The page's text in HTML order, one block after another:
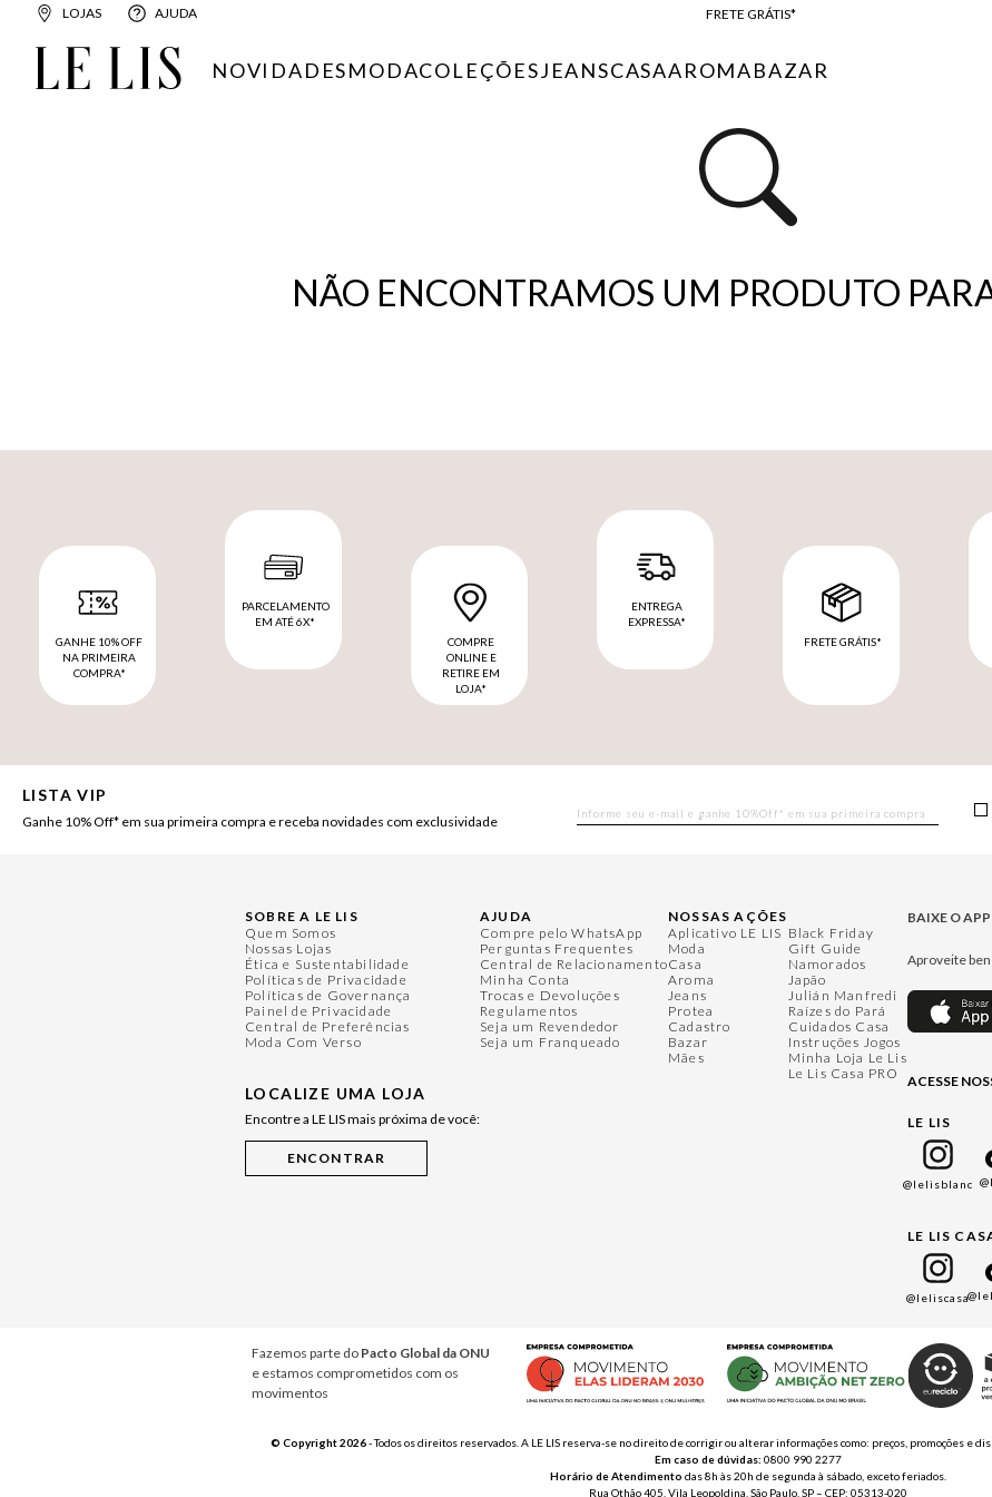
LOJAS AJUDA
FRETE GRÁTIS*
10% OFF NA PRIMEIRA COMPRA*
NOVIDADESMODACOLEÇÕESJEANSCASAAROMABAZAR
NÃO ENCONTRAMOS UM PRODUTO
GANHE 10% OFF
NA PRIMEIRA
COMPRA*
PARCELAMENTO
EM ATÉ 6X*
COMPRE
ONLINE E
RETIRE EM
LOJA*
ENTREGA
EXPRESSA*
FRETE GRÁTIS*
LISTA VIP
Ganhe 10% Off* em sua primeira compra e receba novidades com exclusividade
SOBRE A LE LIS
Quem Somos
Nossas Lojas
Ética e Sustentabilidade
Políticas de Privacidade
Políticas de Governança
Painel de Privacidade
Central de Preferências
Moda Com Verso
LOCALIZE UMA LOJA
Encontre a LE LIS mais próxima de você:
AJUDA
Compre pelo WhatsApp
Perguntas Frequentes
Central de Relacionamento
Minha Conta
Trocas e Devoluções
Regulamentos
Seja um Revendedor
Seja um Franqueado
NOSSAS AÇÕES
Aplicativo LE LIS
Moda
Casa
Aroma
Jeans
Protea
Cadastro
Bazar
Mães
Black Friday
Gift Guide
Namorados
Japão
Julián Manfredi
Raízes do Pará
Cuidados Casa
Instruções Jogos
Minha Loja Le Lis
Le Lis Casa PRO
BAIXE O APP
Aproveite
ACESSE
LE LIS
@lelisblanc
LE LIS
@leliscasa
Fazemos parte do Pacto Global da ONU
e estamos comprometidos com os
movimentos
© Copyright 2026- Todos os direitos reservados. A LE LIS reserva-se no direito de corrigir ou alterar informações como: preços, promoções e
Em caso de dúvidas: 0800 990 2277
Horário de Atendimento das 8h às 20h de segunda à sábado, exceto feriados.
Rua Othão 405, Vila Leopoldina, São Paulo, SP – CEP: 05313-020